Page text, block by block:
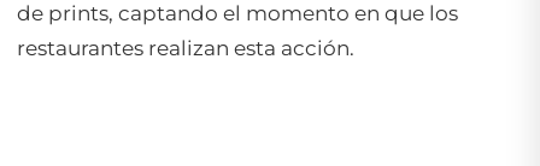
de prints, captando el momento en que los
restaurantes realizan esta acción.